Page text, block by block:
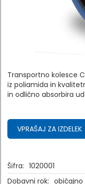
Transportno kolesce
iz poliamida in
in odlično absorbira
VPRAŠAJ ZA IZDELEK
Šifra: 1020001
Dobavni rok: običajno